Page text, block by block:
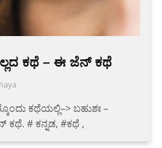
ಕಥೆ – ಈ ಜೆನ್ ಕಥೆ
ಕಥೆಯಲ್ಲಿ–> ಬಹುಶಃ –
ಕಥೆ. # ಕನ್ನಡ, #ಕಥೆ ,